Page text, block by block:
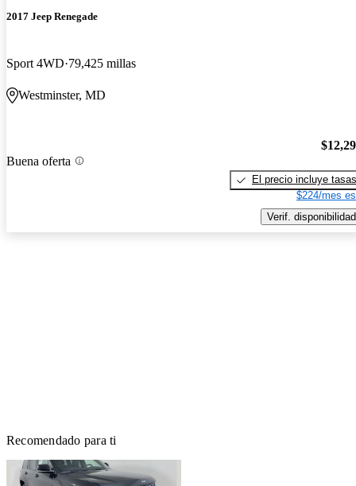
2017 Jeep Renegade
Sport 4WD 79,425 millas
Westminster, MD
Buena oferta
El precio incluye tasas
$224/mes
Verif. disponibilidad
Recomendado para ti